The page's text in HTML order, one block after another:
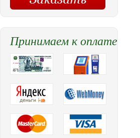
Принимаем к оплате